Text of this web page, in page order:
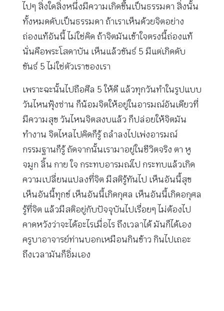
ไปๆ สิ่งใดสิ่งหนึ่งมีความเกิดขึ้นเป็นธรรมดา สิ่งนั้น
ทั้งหมดดับเป็นธรรมดา ถ้าเราเห็นด้วยจิตอย่าง
ถ่องแท้อันนี้ ไม่ใช่คิด ถ้าจิตมันเข้าใจตรงนี้ถ่องแท้
นั่นคือพระโสดาบัน เห็นแล้วขันธ์ 5 มีแต่เกิดดับ
ขันธ์ 5 ไม่ใช่ตัวเราของเรา
เพราะฉะนั้นไปถือศีล 5 ให้ดี แล้วทุกวันทำในรูปแบบ
วันไหนฟุ้งซ่าน ก็น้อมจิตให้อยู่ในอารมณ์อันเดียวที่
มีความสุข วันไหนจิตสงบแล้ว ก็ปล่อยให้จิตมัน
ทำงาน จิตไหลไปคิดก็รู้ ถลำลงไปเพ่งอารมณ์
กรรมฐานก็รู้ ถัดจากนั้นเรามาอยู่ในชีวิตจริง ตา หู
จมูก ลิ้น กาย ใจ กระทบอารมณ์ไป กระทบแล้วเกิด
ความเปลี่ยนแปลงที่จิต มีสติรู้ทันไป เห็นอันนี้สุข
เห็นอันนี้ทุกข์ เห็นอันนี้เกิดกุศล เห็นอันนี้เกิดอกุศล
รู้ที่จิต แล้วมีสติอยู่กับปัจจุบันไปเรื่อยๆ ไม่ต้องไป
คาดหวังว่าจะได้อะไรเมื่อไร ถึงเวลาได้ มันก็ได้เอง
ครูบาอาจารย์ท่านบอกเหมือนกินข้าว กินไปเถอะ
ถึงเวลามันก็อิ่มเอง